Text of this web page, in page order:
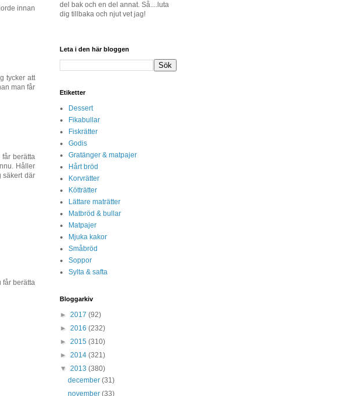
innan
tycker att
man får
berätta
Håller
säkert där
får berätta
del bak och en del annat. Så....luta
dig tillbaka och njut vet jag!
Leta i den här bloggen
Etiketter
Dessert
Fikabullar
Fiskrätter
Godis
Gratänger & matpajer
Hårt bröd
Korvrätter
Kötträtter
Lättare maträtter
Matbröd & bullar
Matpajer
Mjuka kakor
Småbröd
Soppor
Sylta & safta
Bloggarkiv
► 2017 (92)
► 2016 (232)
► 2015 (310)
► 2014 (321)
▼ 2013 (380)
december(31)
november(33)